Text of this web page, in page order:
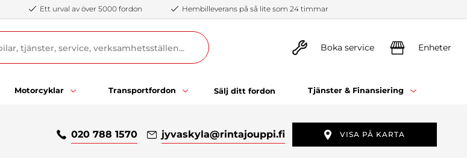
Ett urval av över 5000 fordon Hembilleverans på så lite som 24 timmar
Boka service Enheter
Motorcyklar Transportfordon Sälj ditt fordon Tjänster & Finansiering
020 788 1570 jyvaskyla@rintajouppi.fi VISA PÅ KARTA